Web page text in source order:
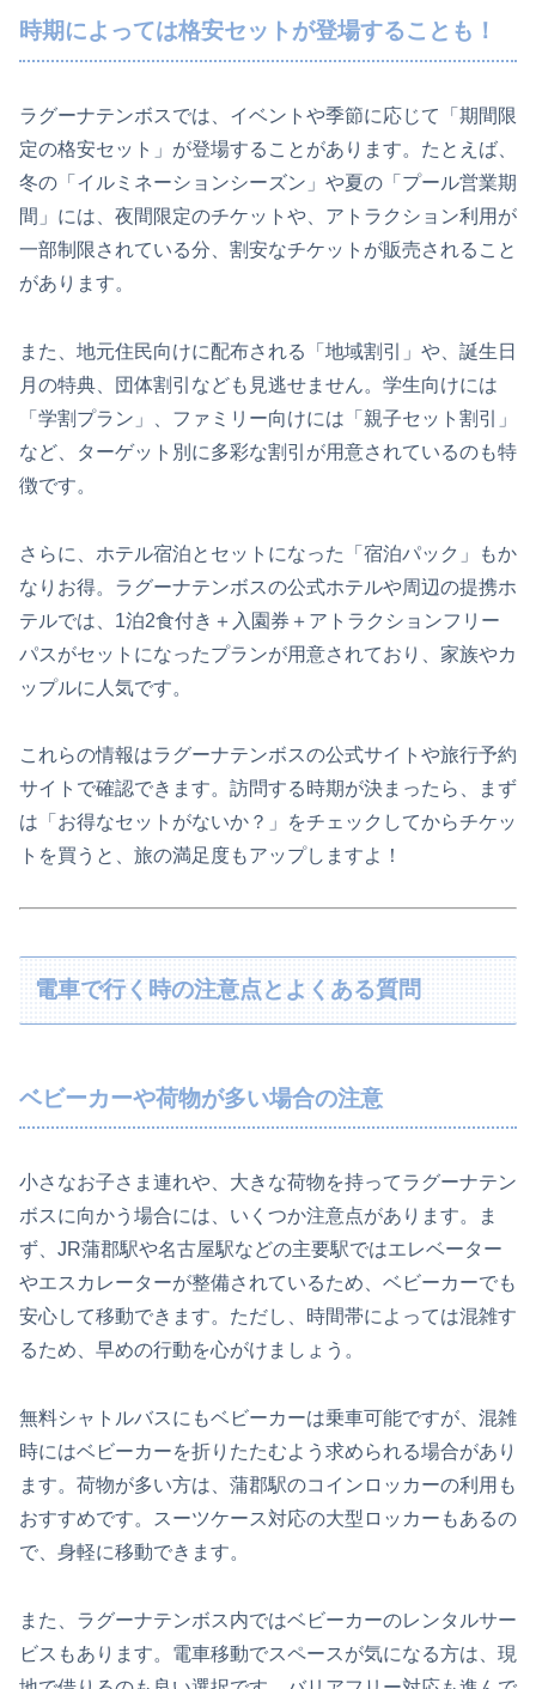
時期によっては格安セットが登場することも！
ラグーナテンボスでは、イベントや季節に応じて「期間限
定の格安セット」が登場することがあります。たとえば、
冬の「イルミネーションシーズン」や夏の「プール営業期
間」には、夜間限定のチケットや、アトラクション利用が
一部制限されている分、割安なチケットが販売されること
があります。
また、地元住民向けに配布される「地域割引」や、誕生日
月の特典、団体割引なども見逃せません。学生向けには
「学割プラン」、ファミリー向けには「親子セット割引」
など、ターゲット別に多彩な割引が用意されているのも特
徴です。
さらに、ホテル宿泊とセットになった「宿泊パック」もか
なりお得。ラグーナテンボスの公式ホテルや周辺の提携ホ
テルでは、1泊2食付き＋入園券＋アトラクションフリー
パスがセットになったプランが用意されており、家族やカ
ップルに人気です。
これらの情報はラグーナテンボスの公式サイトや旅行予約
サイトで確認できます。訪問する時期が決まったら、まず
は「お得なセットがないか？」をチェックしてからチケッ
トを買うと、旅の満足度もアップしますよ！
電車で行く時の注意点とよくある質問
ベビーカーや荷物が多い場合の注意
小さなお子さま連れや、大きな荷物を持ってラグーナテン
ボスに向かう場合には、いくつか注意点があります。ま
ず、JR蒲郡駅や名古屋駅などの主要駅ではエレベーター
やエスカレーターが整備されているため、ベビーカーでも
安心して移動できます。ただし、時間帯によっては混雑す
るため、早めの行動を心がけましょう。
無料シャトルバスにもベビーカーは乗車可能ですが、混雑
時にはベビーカーを折りたたむよう求められる場合があり
ます。荷物が多い方は、蒲郡駅のコインロッカーの利用も
おすすめです。スーツケース対応の大型ロッカーもあるの
で、身軽に移動できます。
また、ラグーナテンボス内ではベビーカーのレンタルサー
ビスもあります。電車移動でスペースが気になる方は、現